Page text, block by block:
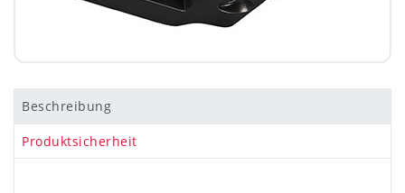
Beschreibung
Produktsicherheit